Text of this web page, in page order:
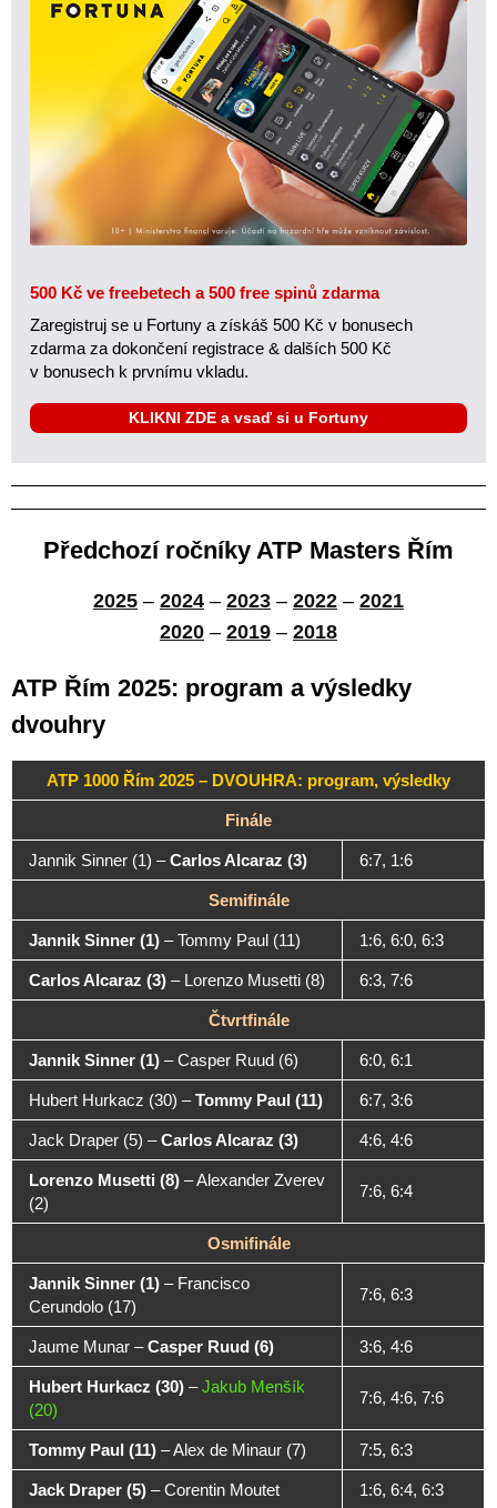
500 Kč ve freebetech a 500 free spinů zdarma
Zaregistruj se u Fortuny a získáš 500 Kč v bonusech
zdarma za dokončení registrace & dalších 500 Kč
v bonusech k prvnímu vkladu.
KLIKNI ZDE a vsaď si u Fortuny
Předchozí ročníky ATP Masters Řím
2025 – 2024 – 2023 – 2022 – 2021
2020 – 2019 – 2018
ATP Řím 2025: program a výsledky
dvouhry
ATP 1000 Řím 2025 – DVOUHRA: program, výsledky
Finále
Jannik Sinner (1) –Carlos Alcaraz (3) 6:7, 1:6
Semifinále
Jannik Sinner (1) –Tommy Paul (11) 1:6, 6:0, 6:3
Carlos Alcaraz (3) – Lorenzo Musetti (8) 6:3, 7:6
Čtvrtfinále
Jannik Sinner (1) –Casper Ruud (6) 6:0, 6:1
Hubert Hurkacz (30) –Tommy Paul (11) 6:7, 3:6
Jack Draper (5) –Carlos Alcaraz (3) 4:6, 4:6
Lorenzo Musetti (8) –Alexander Zverev
(2)
7:6, 6:4
Osmifinále
Jannik Sinner (1) – Francisco
Cerundolo (17)
7:6, 6:3
Jaume Munar –Casper Ruud (6) 3:6, 4:6
Hubert Hurkacz (30) –Jakub Menšík
(20)
7:6, 4:6, 7:6
Tommy Paul (11) –Alex de Minaur (7) 7:5, 6:3
Jack Draper (5) –Corentin Moutet 1:6, 6:4, 6:3